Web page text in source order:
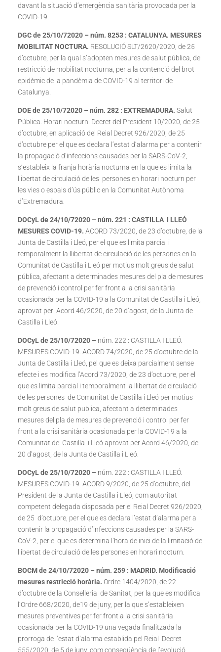
davant la situació d’emergència sanitària provocada per la
COVID-19.
DGC de 25/10/72020 – núm. 8253 : CATALUNYA. MESURES
MOBILITAT NOCTURA. RESOLUCIÓ SLT/2620/2020, de 25
d’octubre, per la qual s’adopten mesures de salut pública, de
restricció de mobilitat nocturna, per a la contenció del brot
epidèmic de la pandèmia de COVID-19 al territori de
Catalunya.
DOE de 25/10/72020 – núm. 282 : EXTREMADURA. Salut
Pública. Horari nocturn. Decret del President 10/2020, de 25
d’octubre, en aplicació del Reial Decret 926/2020, de 25
d’octubre per el que es declara l’estat d’alarma per a contenir
la propagació d’infeccions causades per la SARS-CoV-2,
s’estableix la franja horària nocturna en la que es limita la
llibertat de circulació de les persones en horari nocturn per
les vies o espais d’ús públic en la Comunitat Autònoma
d’Extremadura.
DOCyL de 24/10/72020 – núm. 221 : CASTILLA I LLEÓ
MESURES COVID-19. ACORD 73/2020, de 23 d’octubre, de la
Junta de Castilla i Lleó, per el que es limita parcial i
temporalment la llibertat de circulació de les persones en la
Comunitat de Castilla i Lleó per motius molt greus de salut
pública, afectant a determinades mesures del pla de mesures
de prevenció i control per fer front a la crisi sanitària
ocasionada per la COVID-19 a la Comunitat de Castilla i Lleó,
aprovat per Acord 46/2020, de 20 d’agost, de la Junta de
Castilla i Lleó.
DOCyL de 25/10/72020 – núm. 222 : CASTILLA I LLEÓ.
MESURES COVID-19. ACORD 74/2020, de 25 d’octubre de la
Junta de Castilla i Lleó, pel que es deixa parcialment sense
efecte i es modifica l’Acord 73/2020, de 23 d’octubre, per el
que es limita parcial i temporalment la llibertat de circulació
de les persones de Comunitat de Castilla i Lleó per motius
molt greus de salut publica, afectant a determinades
mesures del pla de mesures de prevenció i control per fer
front a la crisi sanitària ocasionada per la COVID-19 a la
Comunitat de Castilla i Lleó aprovat per Acord 46/2020, de
20 d’agost, de la Junta de Castilla i Lleó.
DOCyL de 25/10/72020 – núm. 222 : CASTILLA I LLEÓ.
MESURES COVID-19. ACORD 9/2020, de 25 d’octubre, del
President de la Junta de Castilla i Lleó, com autoritat
competent delegada disposada per el Reial Decret 926/2020,
de 25 d’octubre, per el que es declara l’estat d’alarma per a
contenir la propagació d’infeccions causades per la SARS-
CoV-2, per el que es determina l’hora de inici de la limitació de
llibertat de circulació de les persones en horari nocturn.
BOCM de 24/10/72020 – núm. 259 : MADRID. Modificació
mesures restricció horària. Ordre 1404/2020, de 22
d’octubre de la Conselleria de Sanitat, per la que es modifica
l’Ordre 668/2020, de19 de juny, per la que s’estableixen
mesures preventives per fer front a la crisi sanitària
ocasionada per la COVID-19 una vegada finalitzada la
prorroga de l’estat d’alarma establida pel Reial Decret
555/2020, de 5 de juny, com conseqüència de l’evolució